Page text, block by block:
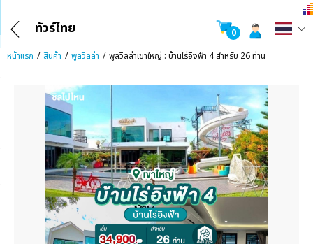
ทัวร์ไทย
0
หน้าแรก
สินค้า พูลวิลล่า พูลวิลล่าเขาใหญ่ : บ้านไร่อิงฟ้า 4 สำหรับ 26 ท่าน